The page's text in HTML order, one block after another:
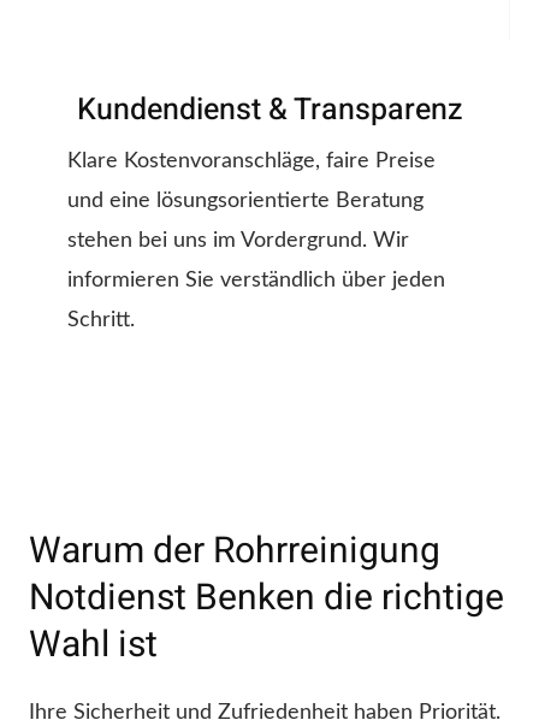
Kundendienst & Transparenz
Klare Kostenvoranschläge, faire Preise
und eine lösungsorientierte Beratung
stehen bei uns im Vordergrund. Wir
informieren Sie verständlich über jeden
Schritt.
Warum der Rohrreinigung
Notdienst Benken die richtige
Wahl ist
Ihre Sicherheit und Zufriedenheit haben Priorität.